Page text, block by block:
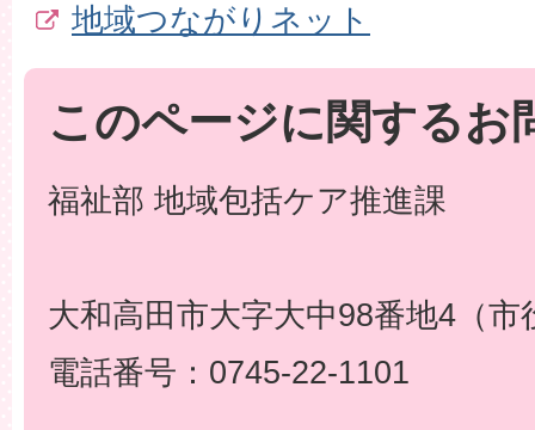
地域つながりネット
このページに関するお
福祉部 地域包括ケア推進課
大和高田市大字大中98番地4（市
電話番号：0745-22-1101